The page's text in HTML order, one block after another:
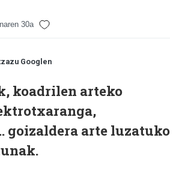
30a
Googlen
koadrilen arteko
goizaldera arte luzatuko